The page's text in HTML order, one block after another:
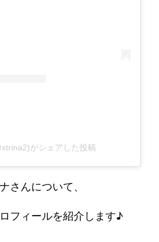
がシェアした投稿
さんについて、
フィールを紹介します♪